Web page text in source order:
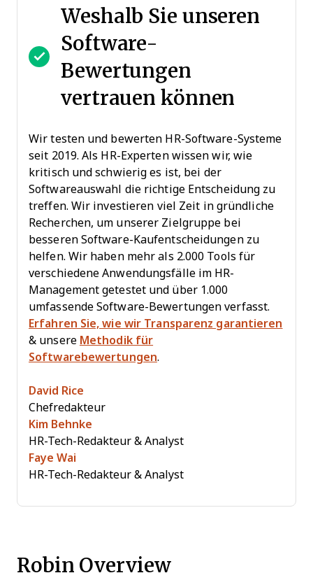
Weshalb Sie unseren
Software-
Bewertungen
vertrauen können
Wir testen und bewerten HR-Software-Systeme
seit 2019. Als HR-Experten wissen wir, wie
kritisch und schwierig es ist, bei der
Softwareauswahl die richtige Entscheidung zu
treffen. Wir investieren viel Zeit in gründliche
Recherchen, um unserer Zielgruppe bei
besseren Software-Kaufentscheidungen zu
helfen. Wir haben mehr als 2.000 Tools für
verschiedene Anwendungsfälle im HR-
Management getestet und über 1.000
umfassende Software-Bewertungen verfasst.
Erfahren Sie, wie wir Transparenz garantieren
& unsere Methodik für
Softwarebewertungen.
David Rice
Chefredakteur
Kim Behnke
HR-Tech-Redakteur & Analyst
Faye Wai
HR-Tech-Redakteur & Analyst
Robin Overview